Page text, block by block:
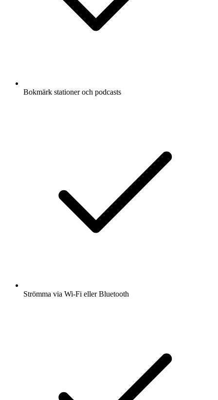
Bokmärk stationer och podcasts
Strömma via Wi-Fi eller Bluetooth